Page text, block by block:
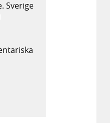
Sverige
webbplats,